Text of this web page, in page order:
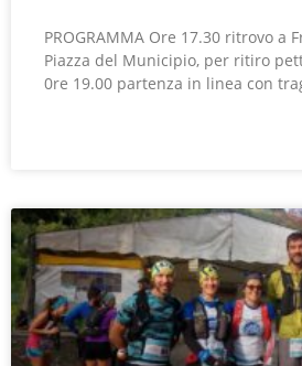
PROGRAMMA Ore 17.30 ritrovo a
Piazza del Municipio, per ritiro
0re 19.00 partenza in linea con